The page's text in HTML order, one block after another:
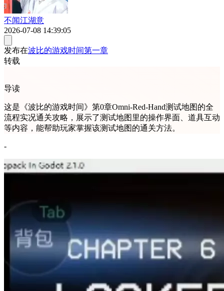
不闻江湖意
2026-07-08 14:39:05
发布在波比的游戏时间第一章
转载
导读
这是《波比的游戏时间》第0章Omni-Red-Hand测试地图的全
流程实况通关攻略，展示了测试地图里的操作界面、道具互动
等内容，能帮助玩家掌握该测试地图的通关方法。
-